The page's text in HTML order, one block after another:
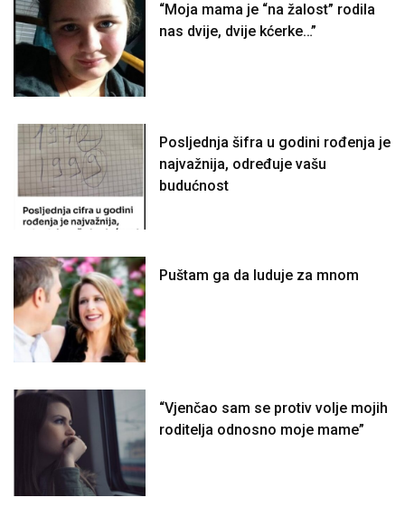
“Moja mama je “na žalost” rodila
nas dvije, dvije kćerke…”
Posljednja šifra u godini rođenja je
najvažnija, određuje vašu
budućnost
Puštam ga da luduje za mnom
“Vjenčao sam se protiv volje mojih
roditelja odnosno moje mame”